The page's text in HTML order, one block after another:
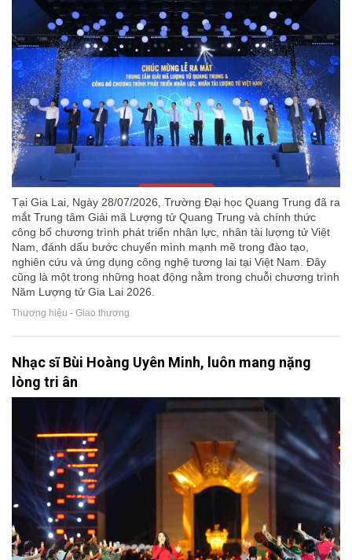
Tại Gia Lai, Ngày 28/07/2026, Trường Đại học Quang Trung đã ra
mắt Trung tâm Giải mã Lượng tử Quang Trung và chính thức
công bố chương trình phát triển nhân lực, nhân tài lượng tử Việt
Nam, đánh dấu bước chuyển mình mạnh mẽ trong đào tạo,
nghiên cứu và ứng dụng công nghệ tương lai tại Việt Nam. Đây
cũng là một trong những hoạt động nằm trong chuỗi chương trình
Năm Lượng tử Gia Lai 2026.
Thương hiệu - Giao thương
Nhạc sĩ Bùi Hoàng Uyên Minh, luôn mang nặng
lòng tri ân